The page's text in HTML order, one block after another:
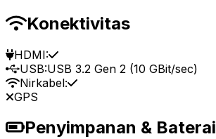
Konektivitas
HDMI:
USB:USB 3.2 Gen 2 (10 GBit/sec)
Nirkabel:
GPS
Penyimpanan & Baterai